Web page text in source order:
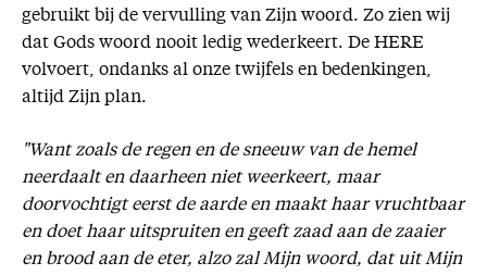
gebruikt bij de vervulling van Zijn woord. Zo zien wij
dat Gods woord nooit ledig wederkeert. De HERE
volvoert, ondanks al onze twijfels en bedenkingen,
altijd Zijn plan.
"Want zoals de regen en de sneeuw van de hemel
neerdaalt en daarheen niet weerkeert, maar
doorvochtigt eerst de aarde en maakt haar vruchtbaar
en doet haar uitspruiten en geeft zaad aan de zaaier
en brood aan de eter, alzo zal Mijn woord, dat uit Mijn